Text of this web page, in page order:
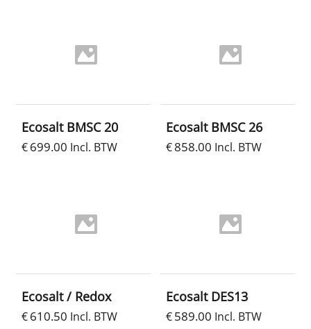
Ecosalt BMSC 20
€699.00 Incl. BTW
Ecosalt BMSC 26
€858.00 Incl. BTW
Ecosalt / Redox
€610.50 Incl. BTW
Ecosalt DES13
€589.00 Incl. BTW